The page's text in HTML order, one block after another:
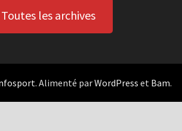
Toutes les archives
. Alimenté parWordPress et Bam.